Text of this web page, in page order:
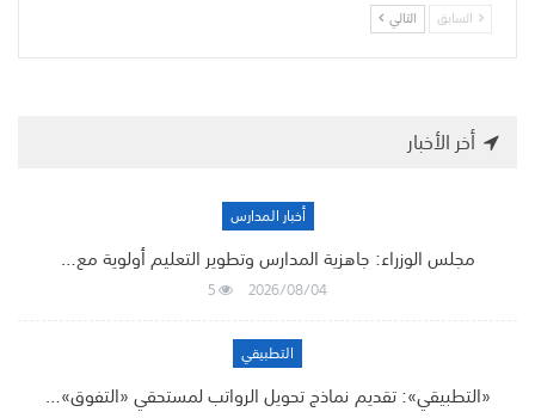
السابق التالي
أخر الأخبار
أخبار المدارس
مجلس الوزراء: جاهزية المدارس وتطوير التعليم أولوية مع…
2026/08/04
5
التطبيقي
«التطبيقي»: تقديم نماذج تحويل الرواتب لمستحقي «التفوق»…